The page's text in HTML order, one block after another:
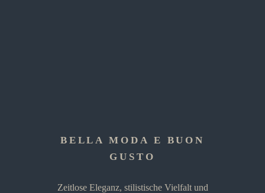
BELLA MODA E BUON
GUSTO
Zeitlose Eleganz, stilistische Vielfalt und